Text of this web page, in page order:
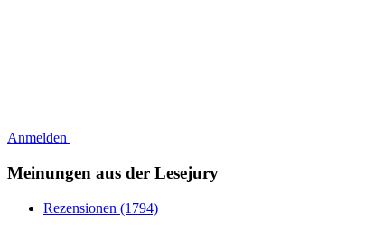
Anmelden
Meinungen aus der Lesejury
Rezensionen (1794)